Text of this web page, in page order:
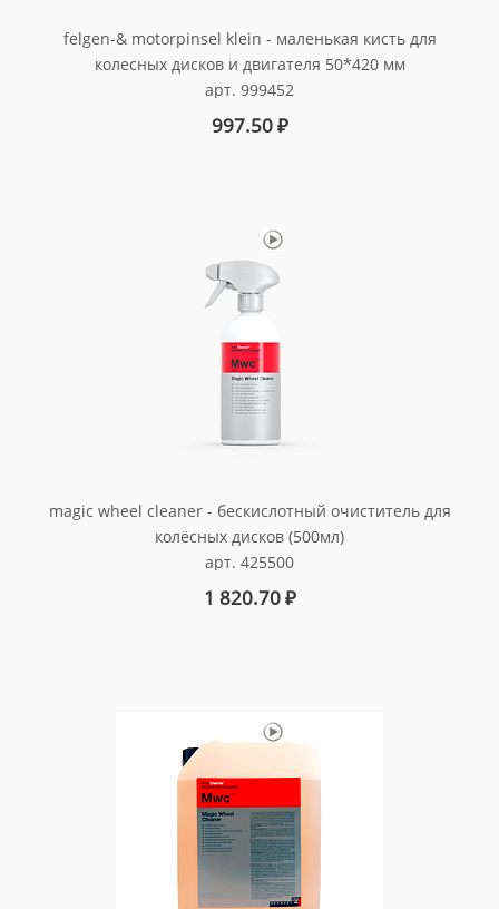
felgen-& motorpinsel klein - маленькая кисть для
колесных дисков и двигателя 50*420 мм
арт. 999452
997.50₽
magic wheel cleaner - бескислотный очиститель для
колёсных дисков (500мл)
арт. 425500
1 820.70₽